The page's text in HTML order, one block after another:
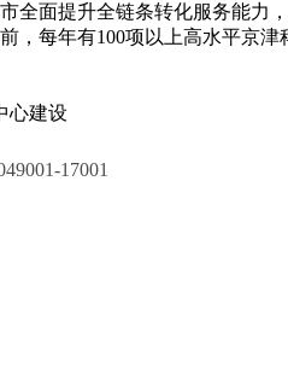
全面提升全链条转化服务能
每年有100项以上高水平京
心建设
17001